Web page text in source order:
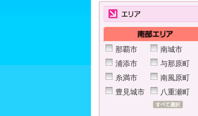
那覇市
南城市
浦添市
与那原町
糸満市
南風原町
豊見城市
八重瀬町